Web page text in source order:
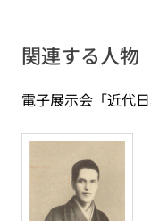
関連する人物
電子展示会「近代